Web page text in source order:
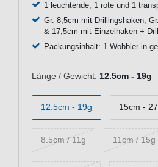
1 leuchtende, 1 rote und 1
Gr. 8,5cm mit Drillingshaken,
& 17,5cm mit Einzelhaken +
Packungsinhalt: 1 Wobbler in
Länge / Gewicht: 12.5cm - 19g
12.5cm - 19g 15cm -
8.5cm / 11g 11cm / 15g